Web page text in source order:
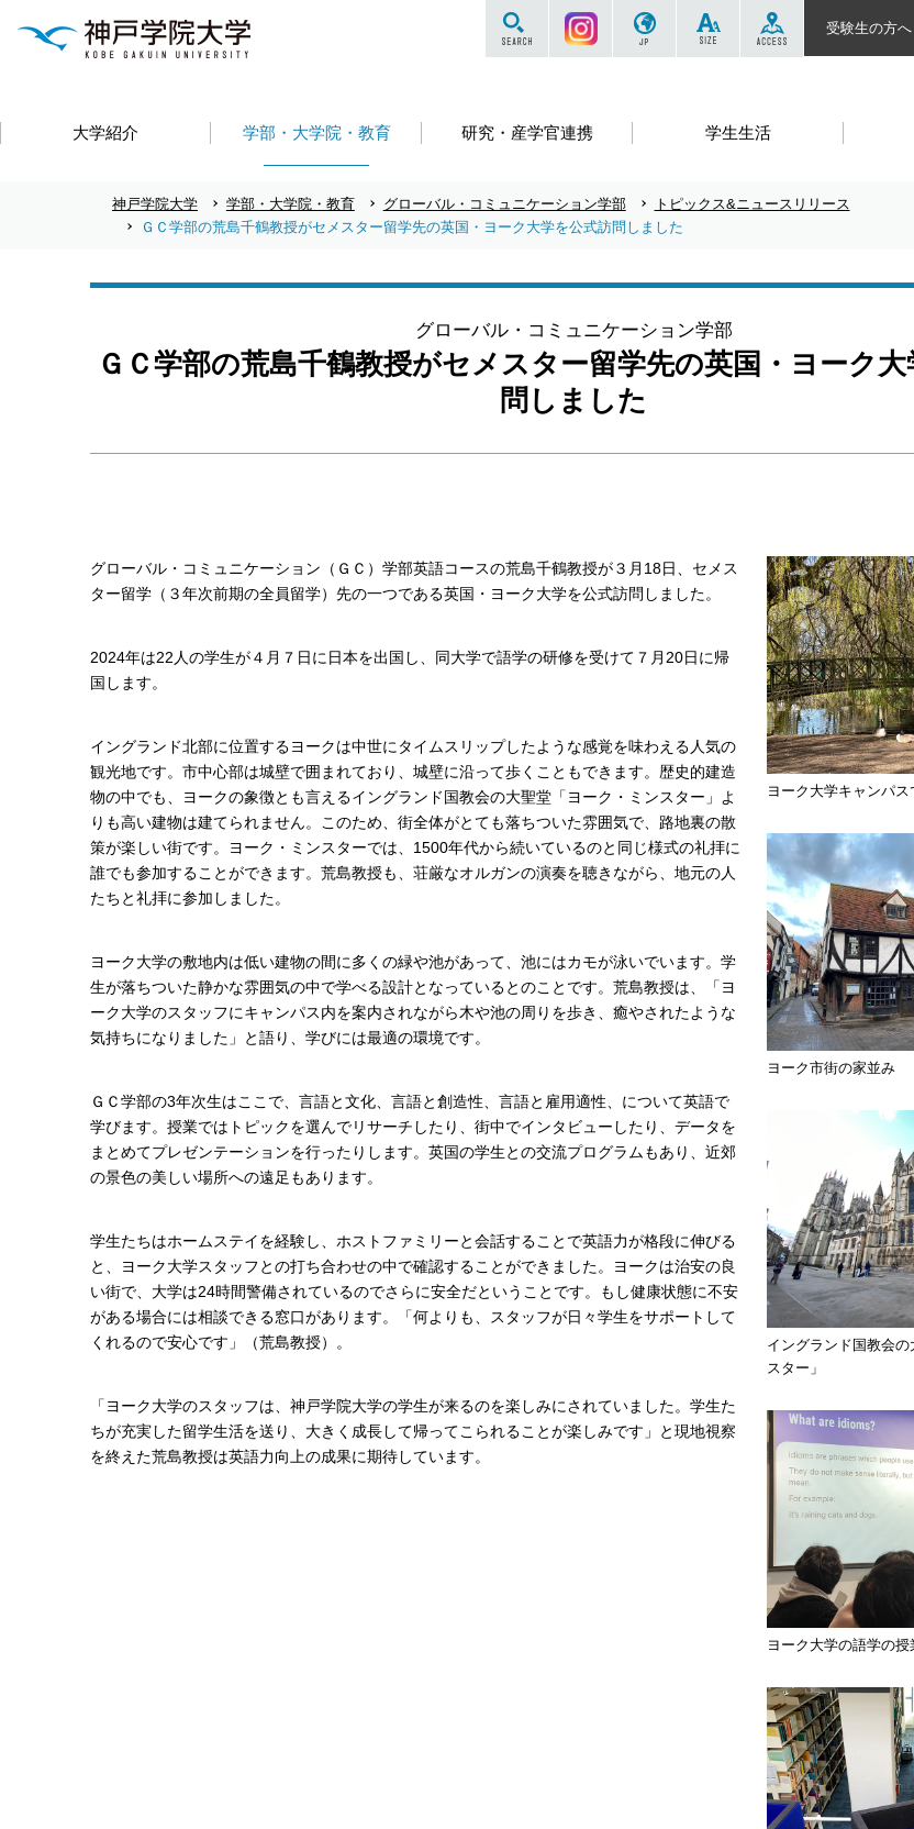
大学紹介 学部・大学院・教育 研究・産学官連携 学生生活
サイト内を検索する
Instagram SIZE
受験生の方へ
神戸学院大学 学部・大学院・教育 グローバル・コミュニケーション学部
トピックス&ニュースリリース
ＧＣ学部の荒島千鶴教授がセメスター留学先の英国・ヨーク大学を公式訪問しました
グローバル・コミュニケーション学部
ＧＣ学部の荒島千鶴教授がセメスター留学先の英国・ヨーク
問しました
ヨーク大学キャンパ
ヨーク市街の家並み
イングランド国教会
スター」
ヨーク大学の語学の授
グローバル・コミュニケーション（ＧＣ）学部英語コースの荒島千鶴教授が３月18日、セメス
ター留学（３年次前期の全員留学）先の一つである英国・ヨーク大学を公式訪問しました。
2024年は22人の学生が４月７日に日本を出国し、同大学で語学の研修を受けて７月20日に帰
国します。
イングランド北部に位置するヨークは中世にタイムスリップしたような感覚を味わえる人気の
観光地です。市中心部は城壁で囲まれており、城壁に沿って歩くこともできます。歴史的建造
物の中でも、ヨークの象徴とも言えるイングランド国教会の大聖堂「ヨーク・ミンスター」よ
りも高い建物は建てられません。このため、街全体がとても落ちついた雰囲気で、路地裏の散
策が楽しい街です。ヨーク・ミンスターでは、1500年代から続いているのと同じ様式の礼拝に
誰でも参加することができます。荒島教授も、荘厳なオルガンの演奏を聴きながら、地元の人
たちと礼拝に参加しました。
ヨーク大学の敷地内は低い建物の間に多くの緑や池があって、池にはカモが泳いでいます。学
生が落ちついた静かな雰囲気の中で学べる設計となっているとのことです。荒島教授は、「ヨ
ーク大学のスタッフにキャンパス内を案内されながら木や池の周りを歩き、癒やされたような
気持ちになりました」と語り、学びには最適の環境です。
ＧＣ学部の3年次生はここで、言語と文化、言語と創造性、言語と雇用適性、について英語で
学びます。授業ではトピックを選んでリサーチしたり、街中でインタビューしたり、データを
まとめてプレゼンテーションを行ったりします。英国の学生との交流プログラムもあり、近郊
の景色の美しい場所への遠足もあります。
学生たちはホームステイを経験し、ホストファミリーと会話することで英語力が格段に伸びる
と、ヨーク大学スタッフとの打ち合わせの中で確認することができました。ヨークは治安の良
い街で、大学は24時間警備されているのでさらに安全だということです。もし健康状態に不安
がある場合には相談できる窓口があります。「何よりも、スタッフが日々学生をサポートして
くれるので安心です」（荒島教授）。
「ヨーク大学のスタッフは、神戸学院大学の学生が来るのを楽しみにされていました。学生た
ちが充実した留学生活を送り、大きく成長して帰ってこられることが楽しみです」と現地視察
を終えた荒島教授は英語力向上の成果に期待しています。